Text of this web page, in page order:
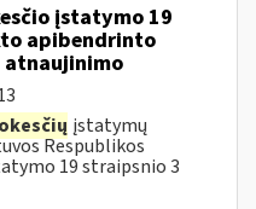
įstatymo 19
apibendrinto
įstatymų
Respublikos
19 straipsnio 3